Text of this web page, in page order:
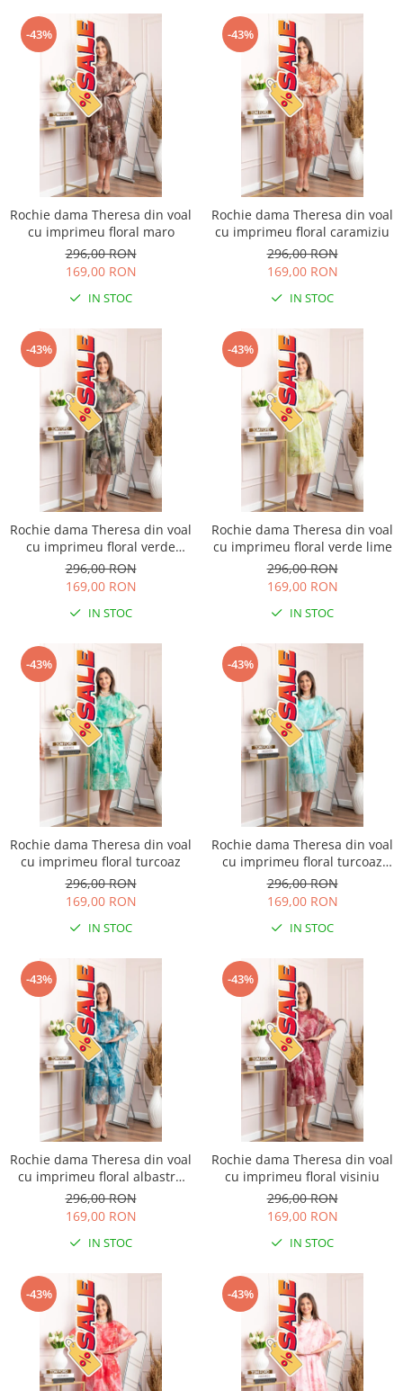
-43%
Rochie dama Theresa din voal
cu imprimeu floral maro
296,00 RON
169,00 RON
IN STOC
-43%
Rochie dama Theresa din voal
cu imprimeu floral caramiziu
296,00 RON
169,00 RON
IN STOC
-43%
Rochie dama Theresa din voal
cu imprimeu floral verde
salvie
296,00 RON
169,00 RON
IN STOC
-43%
Rochie dama Theresa din voal
cu imprimeu floral verde lime
296,00 RON
169,00 RON
IN STOC
-43%
Rochie dama Theresa din voal
cu imprimeu floral turcoaz
296,00 RON
169,00 RON
IN STOC
-43%
Rochie dama Theresa din voal
cu imprimeu floral turcoaz
aqua
296,00 RON
169,00 RON
IN STOC
-43%
Rochie dama Theresa din voal
cu imprimeu floral albastru
petrol
296,00 RON
169,00 RON
IN STOC
-43%
Rochie dama Theresa din voal
cu imprimeu floral visiniu
296,00 RON
169,00 RON
IN STOC
-43% -43%